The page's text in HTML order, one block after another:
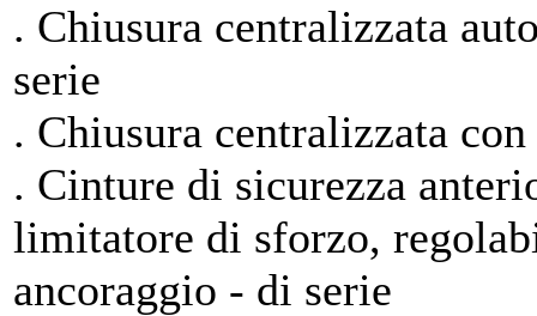
. Chiusura centralizzata
serie
. Chiusura centralizzata
. Cinture di sicurezza
limitatore di sforzo,
ancoraggio - di serie